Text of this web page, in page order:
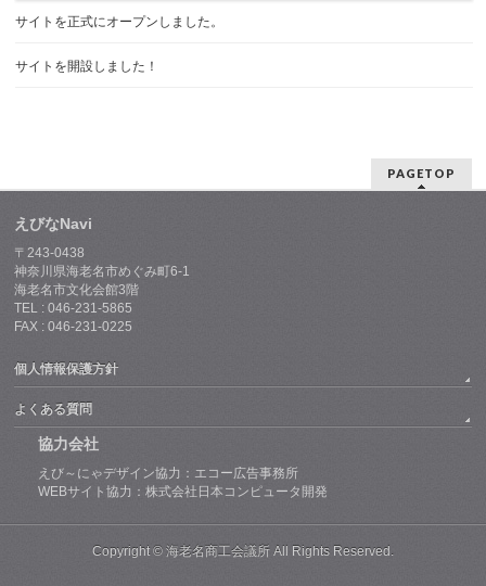
サイトを正式にオープンしました。
サイトを開設しました！
PAGETOP
えびなNavi
〒243-0438
神奈川県海老名市めぐみ町6-1
海老名市文化会館3階
TEL : 046-231-5865
FAX : 046-231-0225
個人情報保護方針
よくある質問
協力会社
えび～にゃデザイン協力：エコー広告事務所
WEBサイト協力：株式会社日本コンピュータ開発
Copyright © 海老名商工会議所 All Rights Reserved.